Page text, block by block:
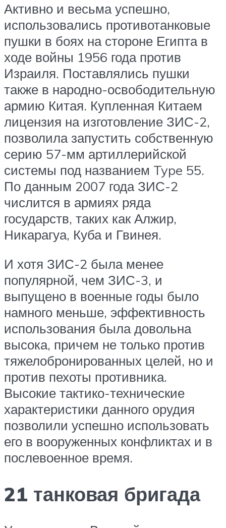
Активно и весьма успешно,
использовались противотанковые
пушки в боях на стороне Египта в
ходе войны 1956 года против
Израиля. Поставлялись пушки
также в народно-освободительную
армию Китая. Купленная Китаем
лицензия на изготовление ЗИС-2,
позволила запустить собственную
серию 57-мм артиллерийской
системы под названием Type 55.
По данным 2007 года ЗИС-2
числится в армиях ряда
государств, таких как Алжир,
Никарагуа, Куба и Гвинея.
И хотя ЗИС-2 была менее
популярной, чем ЗИС-3, и
выпущено в военные годы было
намного меньше, эффективность
использования была довольна
высока, причем не только против
тяжелобронированных целей, но и
против пехоты противника.
Высокие тактико-технические
характеристики данного орудия
позволили успешно использовать
его в вооруженных конфликтах и в
послевоенное время.
21 танковая бригада